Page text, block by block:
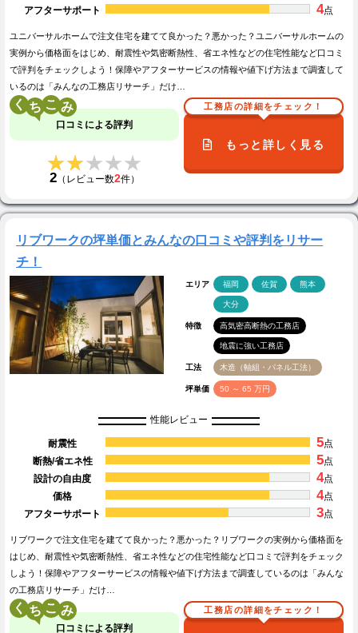
アフターサポート
4点
ユニバーサルホームで注文住宅を建てて良かった？悪かった？ユニバーサルホームの
実例から価格面をはじめ、耐震性や気密断熱性、省エネ性などの住宅性能など口コミ
で評判をチェックしよう！保障やアフターサービスの情報や値下げ方法まで調査して
いるのは「みんなの工務店リサーチ」だけ…
く こ
口コミによる評判
★★★★★
★★★★★
2（レビュー数2件）
工務店の詳細をチェック！
もっと詳しく見る
リブワークの坪単価とみんなの口コミや評判をリサー
チ！
エリア 福岡 佐賀 熊本
大分
特徴 高気密高断熱の工務店
地震に強い工務店
工法 木造（軸組・パネル工法）
坪単価 50 ～ 65 万円
性能レビュー
耐震性 5点
断熱/省エネ性
5点
設計の自由度
4点
価格
4点
アフターサポート
3点
リブワークで注文住宅を建てて良かった？悪かった？リブワークの実例から価格面を
はじめ、耐震性や気密断熱性、省エネ性などの住宅性能など口コミで評判をチェック
しよう！保障やアフターサービスの情報や値下げ方法まで調査しているのは「みんな
の工務店リサーチ」だけ…
く こ
口コミによる評判
工務店の詳細をチェック！